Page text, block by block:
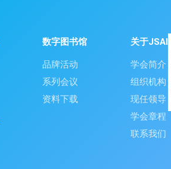
数字图书馆
品牌活动
系列会议
资料下载
关于JSAI
学会简介
组织机构
现任领导
学会章程
联系我们